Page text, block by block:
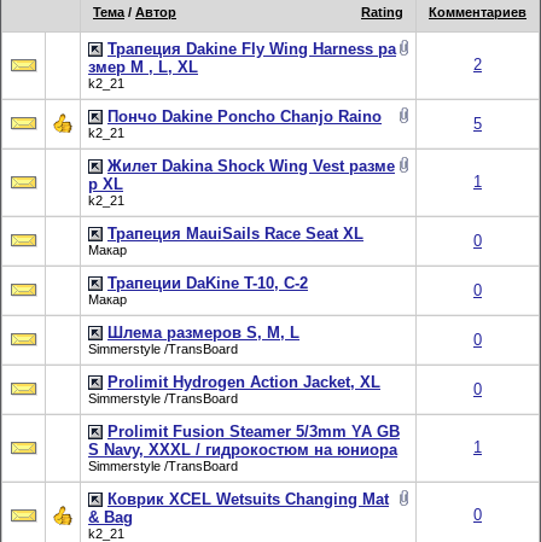
Rating
Тема / Автор Комментариев
Трапеция Dakine Fly Wing Harness ра
змер M , L, XL
k2_21
2
Пончо Dakine Poncho Chanjo Raino
k2_21 5
Жилет Dakina Shock Wing Vest разме
р XL
k2_21
1
Трапеция MauiSails Race Seat XL
Макар 0
Трапеции DaKine T-10, C-2
Макар 0
Шлема размеров S, M, L
Simmerstyle /TransBoard 0
Prolimit Hydrogen Action Jacket, XL
Simmerstyle /TransBoard 0
Prolimit Fusion Steamer 5/3mm YA GB
S Navy, XXXL / гидрокостюм на юниора
Simmerstyle /TransBoard
1
Коврик XCEL Wetsuits Changing Mat
& Bag
k2_21
0